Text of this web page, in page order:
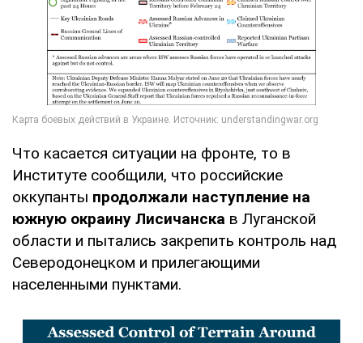
Что касается ситуации на фронте, то в
Институте сообщили, что российские
оккупанты продолжали наступление на
южную окраину Лисичанска в Луганской
области и пытались закрепить контроль над
Северодонецком и прилегающими
населенными пунктами.